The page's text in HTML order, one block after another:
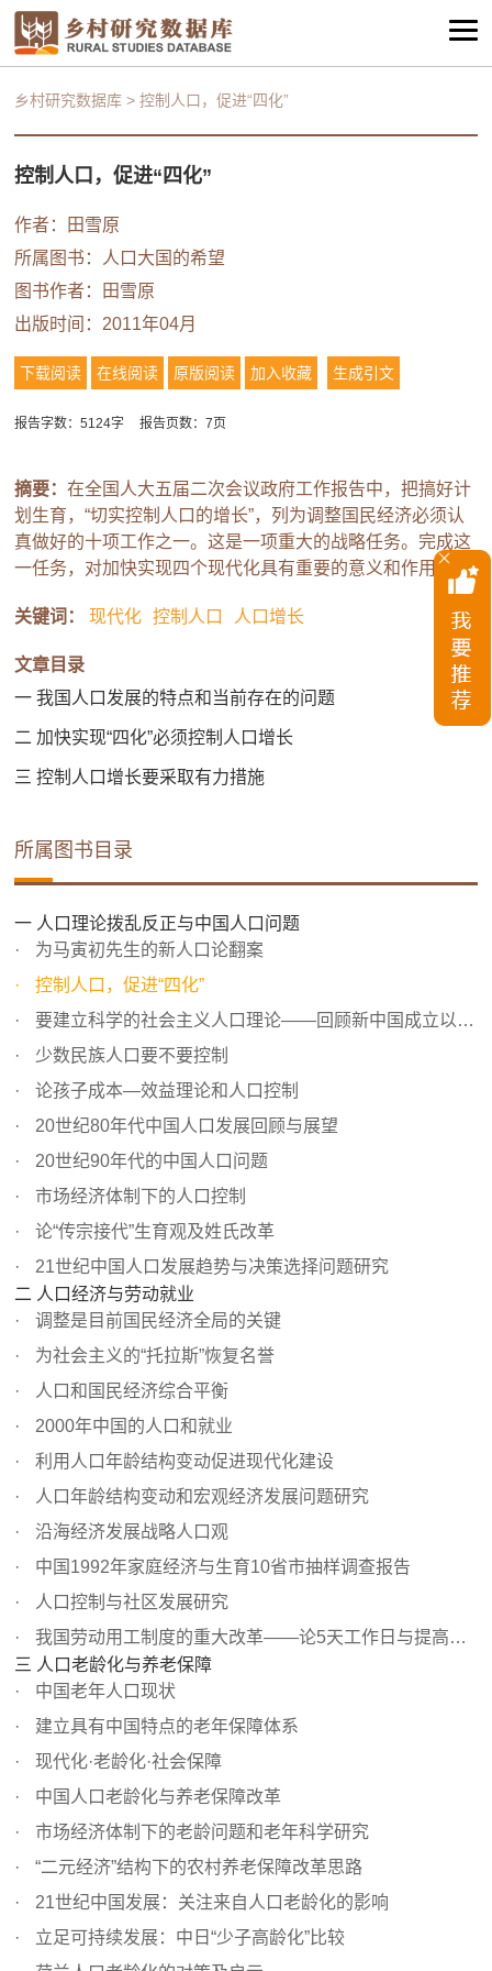
乡村研究数据库 >控制人口，促进“四化”
控制人口，促进“四化”
作者：田雪原
所属图书： 人口大国的希望
图书作者：田雪原
出版时间：2011年04月
下载阅读 在线阅读 原版阅读 加入收藏 生成引文
报告字数：5124字 报告页数：7页
摘要：在全国人大五届二次会议政府工作报告中，把搞好计
划生育，“切实控制人口的增长”，列为调整国民经济必须认
真做好的十项工作之一。这是一项重大的战略任务。完成这
一任务，对加快实现四个现代化具有重要的意义和作用。
关键词： 现代化 控制人口 人口增长
文章目录
一 我国人口发展的特点和当前存在的问题
二 加快实现“四化”必须控制人口增长
三 控制人口增长要采取有力措施
所属图书目录
一 人口理论拨乱反正与中国人口问题
为马寅初先生的新人口论翻案
控制人口，促进“四化”
要建立科学的社会主义人口理论——回顾新中国成立以来关于...
少数民族人口要不要控制
论孩子成本—效益理论和人口控制
20世纪80年代中国人口发展回顾与展望
20世纪90年代的中国人口问题
市场经济体制下的人口控制
论“传宗接代”生育观及姓氏改革
21世纪中国人口发展趋势与决策选择问题研究
二 人口经济与劳动就业
调整是目前国民经济全局的关键
为社会主义的“托拉斯”恢复名誉
人口和国民经济综合平衡
2000年中国的人口和就业
利用人口年龄结构变动促进现代化建设
人口年龄结构变动和宏观经济发展问题研究
沿海经济发展战略人口观
中国1992年家庭经济与生育10省市抽样调查报告
人口控制与社区发展研究
我国劳动用工制度的重大改革——论5天工作日与提高劳动生产率
三 人口老龄化与养老保障
中国老年人口现状
建立具有中国特点的老年保障体系
现代化·老龄化·社会保障
中国人口老龄化与养老保障改革
市场经济体制下的老龄问题和老年科学研究
“二元经济”结构下的农村养老保障改革思路
21世纪中国发展：关注来自人口老龄化的影响
立足可持续发展：中日“少子高龄化”比较